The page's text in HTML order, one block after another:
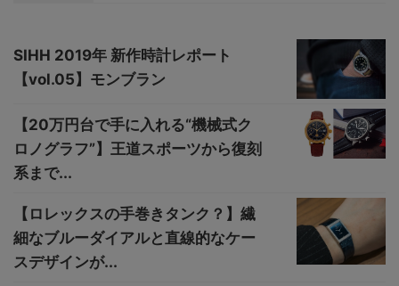
SIHH 2019年 新作時計レポート
【vol.05】モンブラン
【20万円台で手に入れる“機械式ク
ロノグラフ”】王道スポーツから復刻
系まで...
【ロレックスの手巻きタンク？】繊
細なブルーダイアルと直線的なケー
スデザインが...